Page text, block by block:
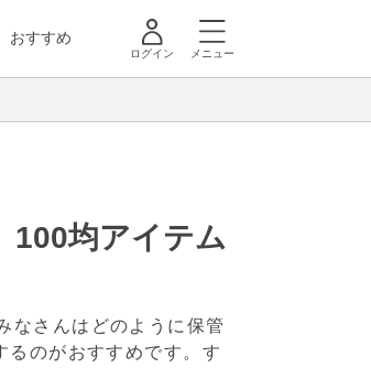
おすすめ
ログイン メニュー
100均アイテム
なさんはどのように保管
るのがおすすめです。す